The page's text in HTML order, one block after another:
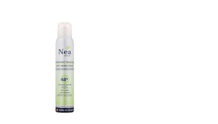
AJOUTER
À MES
FAVORIS